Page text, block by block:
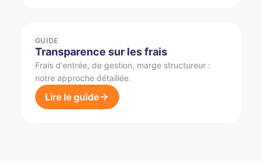
GUIDE
Transparence sur les frais
Frais d'entrée, de gestion, marge structureur :
notre approche détaillée.
Lire le guide